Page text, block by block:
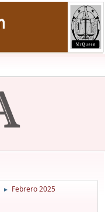
► Febrero 2025